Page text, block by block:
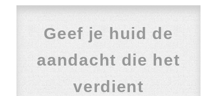
Geef je huid de
aandacht die het
verdient